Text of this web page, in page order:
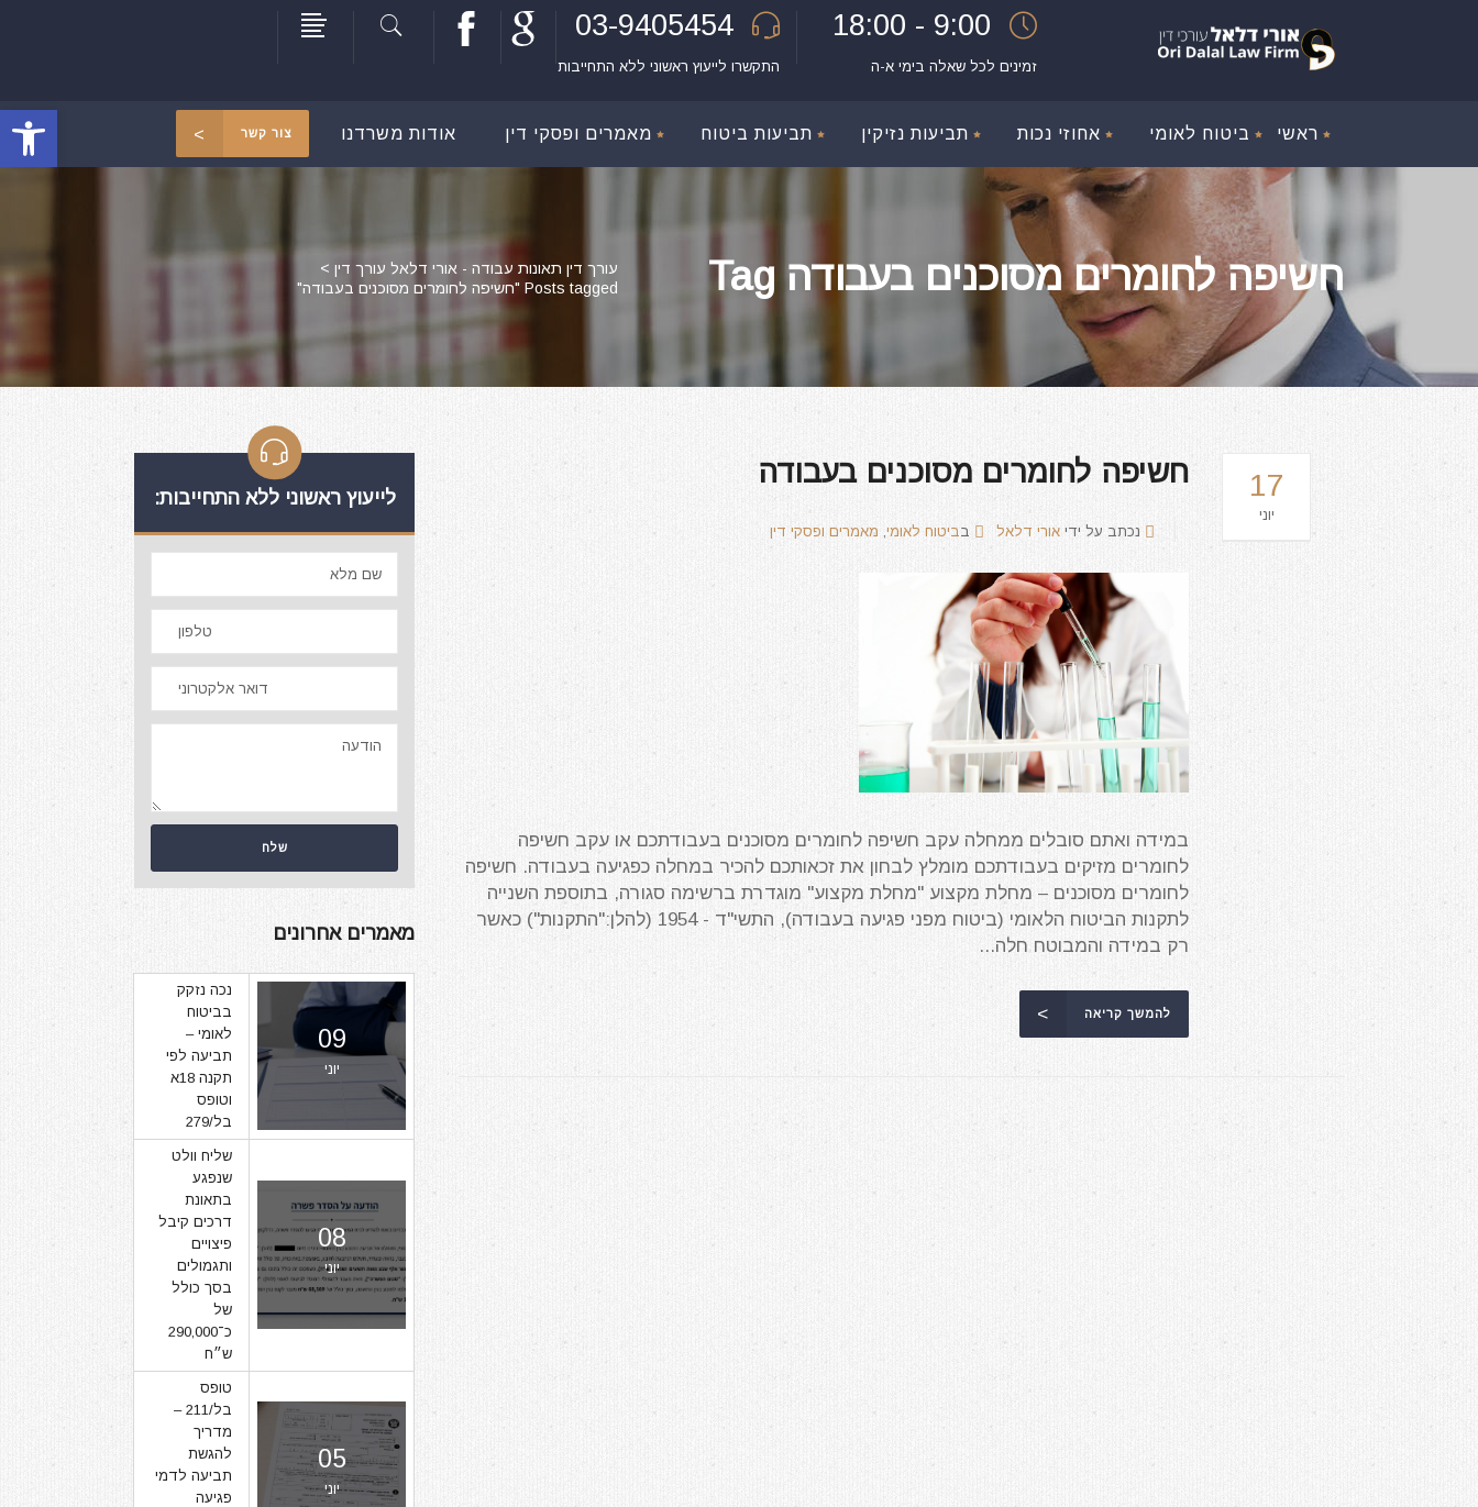
פתח
03-9405454
התקשרו לייעוץ ראשוני ללא התחייבות
9:00 - 18:00
זמינים לכל שאלה בימי א-ה
ראשי ביטוח לאומי אחוזי נכות תביעות נזיקין תביעות ביטוח מאמרים ופסקי דין אודות משרדנו צור קשר
חשיפה לחומרים מסוכנים בעבודה Tag עורך דין תאונות עבודה - אורי דלאל עורך דין >
Posts tagged "חשיפה לחומרים מסוכנים בעבודה"
לייעוץ ראשוני ללא התחייבות:
מאמרים אחרונים
09
יוני
נכה נזקק
בביטוח
לאומי –
תביעה לפי
תקנה 18א
וטופס
בל/279
08
יוני
שליח וולט
שנפגע
בתאונת
דרכים קיבל
פיצויים
ותגמולים
בסך כולל
של
כ־290,000
ש״ח
05
יוני
טופס
בל/211 –
מדריך
להגשת
תביעה לדמי
פגיעה
17
יוני
חשיפה לחומרים מסוכנים בעבודה
נכתב על ידי אורי דלאל בביטוח לאומי, מאמרים ופסקי דין
במידה ואתם סובלים ממחלה עקב חשיפה לחומרים מסוכנים בעבודתכם או עקב חשיפה
לחומרים מזיקים בעבודתכם מומלץ לבחון את זכאותכם להכיר במחלה כפגיעה בעבודה. חשיפה
לחומרים מסוכנים – מחלת מקצוע "מחלת מקצוע" מוגדרת ברשימה סגורה, בתוספת השנייה
לתקנות הביטוח הלאומי (ביטוח מפני פגיעה בעבודה), התשי"ד - 1954 (להלן:"התקנות") כאשר
רק במידה והמבוטח חלה...
להמשך קריאה